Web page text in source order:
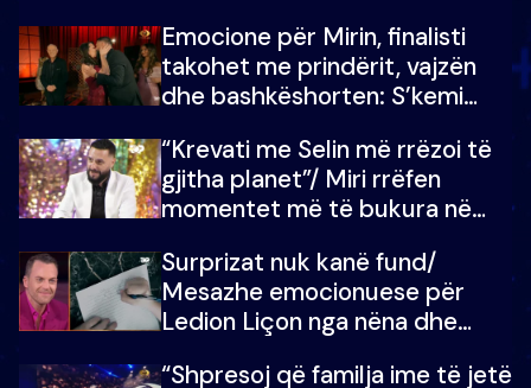
çmimin e madh
Emocione për Mirin, finalisti
takohet me prindërit, vajzën
dhe bashkëshorten: S’kemi
“Krevati me Selin më rrëzoi të
gjitha planet”/ Miri rrëfen
momentet më të bukura në
mungojë zilja e mëngjesit kur…
Surprizat nuk kanë fund/
Mesazhe emocionuese për
Ledion Liçon nga nëna dhe
mban dot lotët: Nuk meritoj…
“Shpresoj që familja ime të jetë